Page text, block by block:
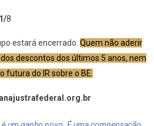
8
estará encerrado. Quem não aderir
descontos dos últimos 5 anos, nem
futura do IR sobre o BE.